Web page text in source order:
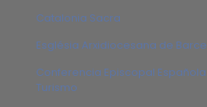
Catalonia Sacra
Església Arxidiocesana de
Conferencia Episcopal
Turismo